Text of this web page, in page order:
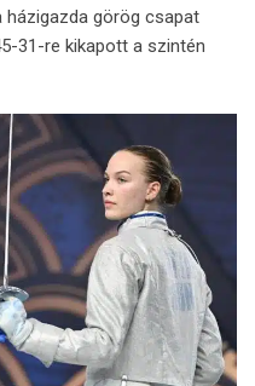
görög csapat
31-re kikapott a szintén